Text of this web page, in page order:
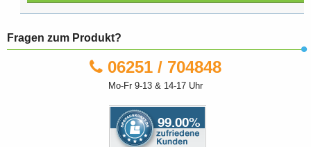
Fragen zum Produkt?
06251 / 704848
Mo-Fr 9-13 & 14-17 Uhr